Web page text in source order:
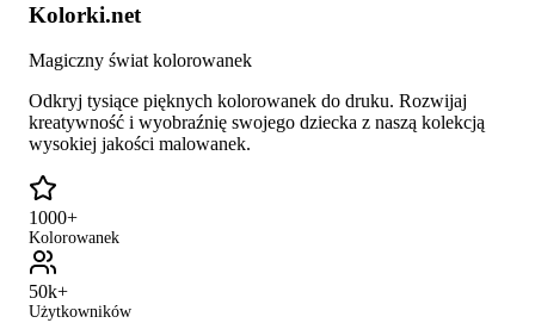
Kolorki.net
Magiczny świat kolorowanek
Odkryj tysiące pięknych kolorowanek do druku. Rozwijaj
kreatywność i wyobraźnię swojego dziecka z naszą kolekcją
wysokiej jakości malowanek.
1000+
Kolorowanek
50k+
Użytkowników